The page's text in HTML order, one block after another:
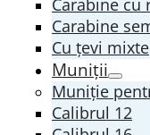
Carabine
Cu țevi mixte
Muniții
Muniție
Calibrul 12